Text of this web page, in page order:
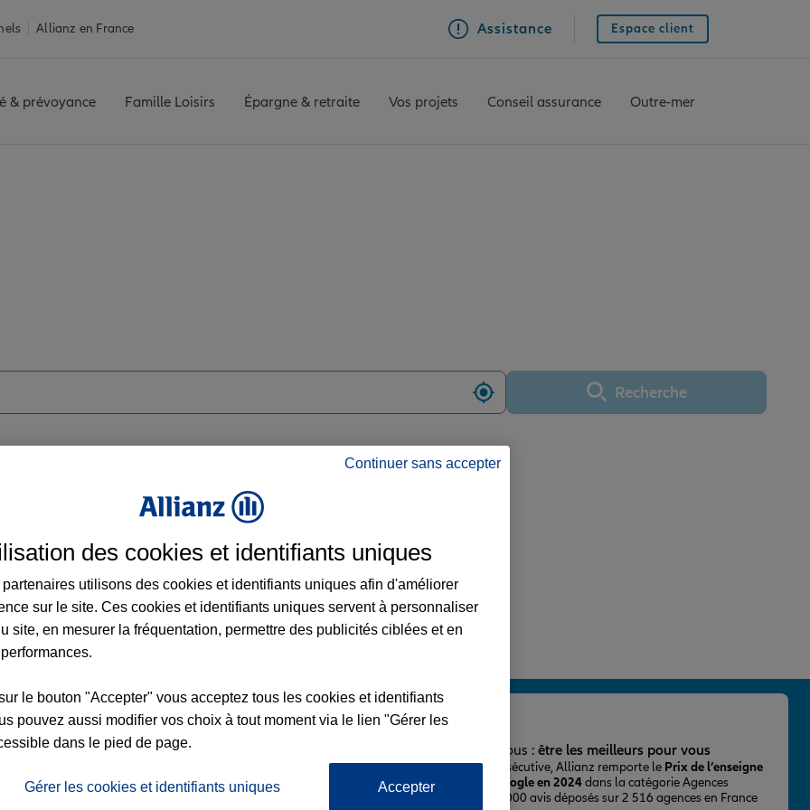
Allianz en France Assistance Espace client
& prévoyance Famille Loisirs Épargne & retraite Vos projets Conseil assurance Outre-mer
Utiliser ma positionRecherche
ROOSEVELT
Voir l'agence
MAUBEUGE
L'important pour nous : être les meilleurs pour vous
Pour la 2ème fois consécutive, Allianz remporte le Prix de l’enseigne
la mieux notée sur Google en 2024dans la catégorie Agences
d’Assurance, avec 43 000 avis déposés sur 2 516 agences en France
Continuer sans accepter
des cookies et identifiants uniques
partenaires utilisons des cookies et identifiants uniques afin d'améliorer
sur le site. Ces cookies et identifiants uniques servent à personnaliser
site, en mesurer la fréquentation, permettre des publicités ciblées et en
le bouton "Accepter" vous acceptez tous les cookies et identifiants
pouvez aussi modifier vos choix à tout moment via le lien "Gérer les
dans le pied de page.
Gérer les cookies et identifiants uniques Accepter